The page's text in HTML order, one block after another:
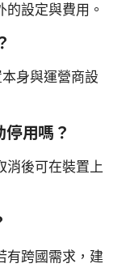
設定與費用。
身與運營商設
用嗎？
消後可在裝置上
有跨國需求，建